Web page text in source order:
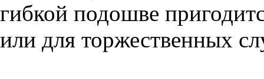
гибкой подошве
или для торжественных